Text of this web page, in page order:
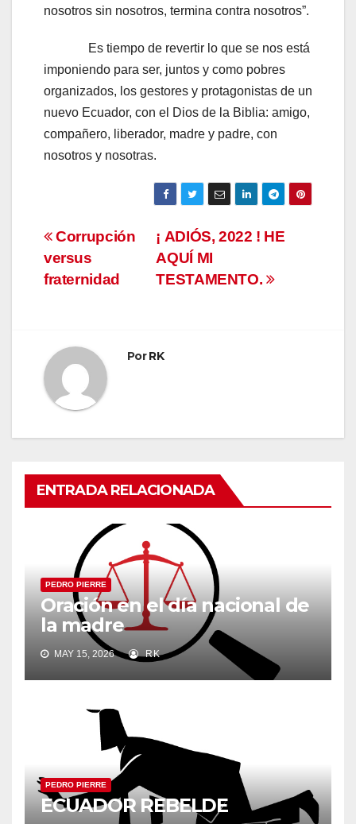
nosotros sin nosotros, termina contra nosotros”.
Es tiempo de revertir lo que se nos está
imponiendo para ser, juntos y como pobres
organizados, los gestores y protagonistas de un
nuevo Ecuador, con el Dios de la Biblia: amigo,
compañero, liberador, madre y padre, con
nosotros y nosotras.
Navegación
de
¡ ADIÓS, 2022 ! HE
AQUÍ MI
TESTAMENTO.
Corrupción
versus
fraternidad
PorRK
ENTRADA RELACIONADA
PEDRO PIERRE
Oración en el día nacional de
la madre
MAY 15, 2026 RK
PEDRO PIERRE
ECUADOR REBELDE